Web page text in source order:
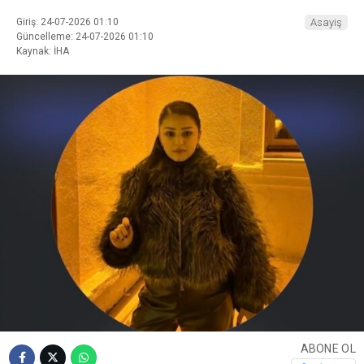
Giriş: 24-07-2026 01:10
Güncelleme: 24-07-2026 01:10
Kaynak: İHA
Asayiş
ABONE OL